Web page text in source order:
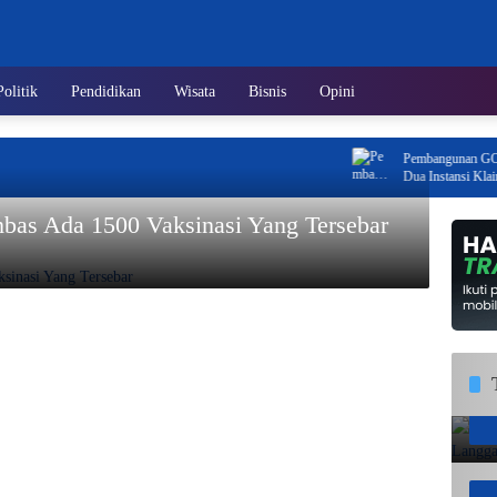
Pendidikan Wisata Bisnis Opini
Pembangunan GOR
Dua Instansi Klaim
Ada 1500 Vaksinasi Yang Tersebar